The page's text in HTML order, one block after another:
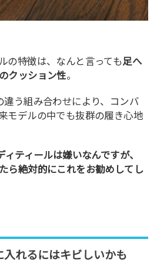
の特徴は、なんと言っても足へ
クッション性。
う組み合わせにより、コンバ
モデルの中でも抜群の履き心地
ティールは嫌いなんですが、
ら絶対的にこれをお勧めしてし
入れるにはキビしいかも